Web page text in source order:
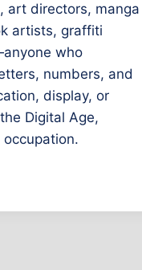
art directors, manga
artists, graffiti
who
numbers, and
display, or
Digital Age,